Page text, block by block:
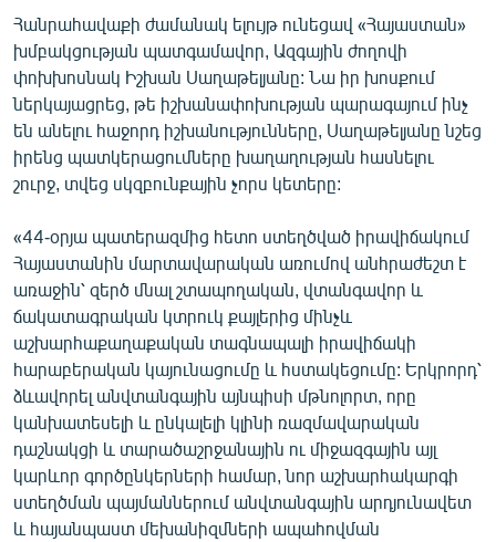
ՁԳՏԵԼՈՎ ԼԱՎԱԳՈՒՅՆԻՆ
ՓՈԴՔԱՍԹ
Հայերեն
English
ՀԵՏԵՎԵՔ ՄԵԶ
«Ազատության» բոլոր կայքերը
Հանրահավաքի ժամանակ ելույթ ունեցավ «Հայաստան»
խմբակցության պատգամավոր, Ազգային ժողովի
փոխխոսնակ Իշխան Սաղաթելյանը: Նա իր խոսքում
ներկայացրեց, թե իշխանափոխության պարագայում ինչ
են անելու հաջորդ իշխանությունները, Սաղաթելյանը նշեց
իրենց պատկերացումները խաղաղության հասնելու
շուրջ, տվեց սկզբունքային չորս կետերը:
«44-օրյա պատերազմից հետո ստեղծված իրավիճակում
Հայաստանին մարտավարական առումով անհրաժեշտ է
առաջին՝ զերծ մնալ շտապողական, վտանգավոր և
ճակատագրական կտրուկ քայլերից մինչև
աշխարհաքաղաքական տագնապալի իրավիճակի
հարաբերական կայունացումը և հստակեցումը: Երկրորդ՝
ձևավորել անվտանգային այնպիսի մթնոլորտ, որը
կանխատեսելի և ընկալելի կլինի ռազմավարական
դաշնակցի և տարածաշրջանային ու միջազգային այլ
կարևոր գործընկերների համար, նոր աշխարհակարգի
ստեղծման պայմաններում անվտանգային արդյունավետ
և հայանպաստ մեխանիզմների ապահովման